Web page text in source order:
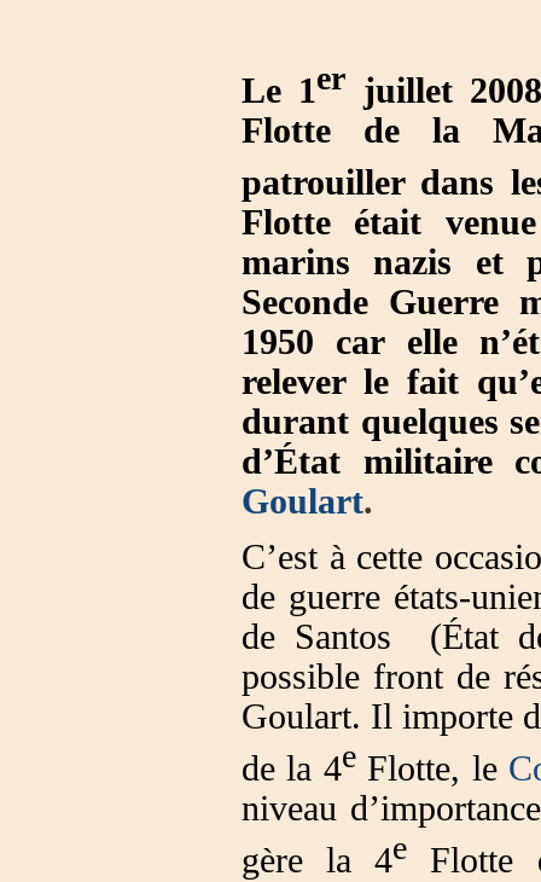
Le 1er juillet
Flotte de la
patrouiller dans
Flotte était
marins nazis et
Seconde Guerre
1950 car elle
relever le fait
durant quelques
d’État militaire
Goulart.
C’est à cette
de guerre états-
de Santos (État
possible front de
Goulart. Il importe
de la 4eFlotte, le
niveau
gère la 4e Flotte